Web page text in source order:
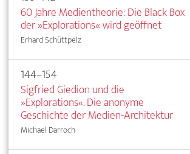
60 Jahre Medientheorie: Die Black Box
der »Explorations« wird geöffnet
Erhard Schüttpelz
144–154
Sigfried Giedion und die
»Explorations«. Die anonyme
Geschichte der Medien-Architektur
Michael Darroch